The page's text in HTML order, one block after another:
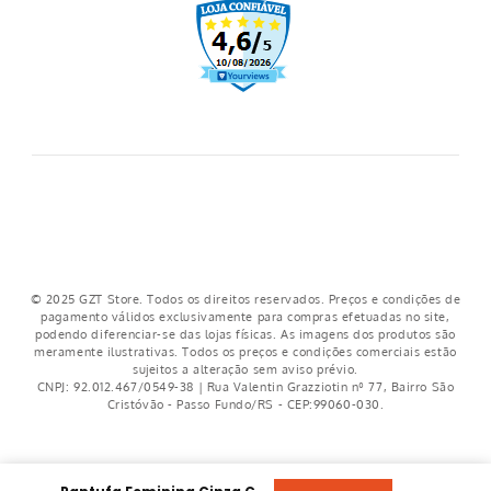
© 2025 GZT Store. Todos os direitos reservados. Preços e condições de
pagamento válidos exclusivamente para compras efetuadas no site,
podendo diferenciar-se das lojas físicas. As imagens dos produtos são
meramente ilustrativas. Todos os preços e condições comerciais estão
sujeitos a alteração sem aviso prévio.
CNPJ: 92.012.467/0549-38 | Rua Valentin Grazziotin nº 77, Bairro São
Cristóvão - Passo Fundo/RS - CEP:99060-030.